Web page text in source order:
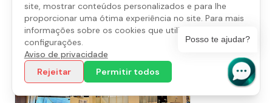
site, mostrar conteúdos personalizados e para lhe
proporcionar uma ótima experiência no site. Para mais
informações sobre os cookies que utilizamos, abra as
configurações.
Aviso de privacidade
Rejeitar
Permitir todos
Posso te ajudar?